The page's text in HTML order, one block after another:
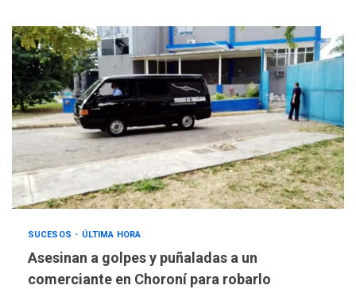
SUCESOS ÚLTIMA HORA
Asesinan a golpes y puñaladas a un
comerciante en Choroní para robarlo